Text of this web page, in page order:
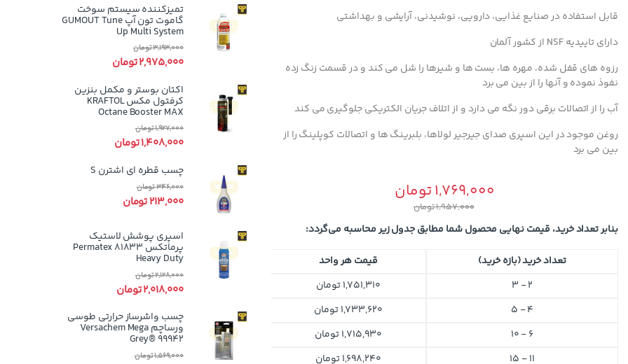
قابل استفاده در صنایع غذایی، دارویی، نوشیدنی، آرایشی و بهداشتی
دارای تاییدیه NSF از کشور آلمان
رزوه های قفل شده، مهره ها، بست ها و شیرها را شل می کند و در قسمت زنگ زده
نفوذ نموده و آنها را از بین می برد
آب را از اتصالات برقی دور نگه می دارد و از اتلاف جریان الکتریکی جلوگیری می کند
روغن موجود در این اسپری صدای جیرجیر لولاها، بلبرینگ ها و اتصالات کوپلینگ را از
بین می برد
1,769,000تومان
1,957,000تومان
بنابر تعداد خرید، قیمت نهایی محصول شما مطابق جدول زیر محاسبه می‌گردد:
تعداد خرید (بازه خرید)
قیمت هر واحد
2 - 3
1,751,310تومان
4 - 5
1,733,620تومان
6 - 10
1,715,930تومان
11 - 15
1,698,240تومان
تمیزکننده سیستم سوخت
گاموت تون آپ GUMOUT Tune
Up Multi System
2,975,000تومان
3,193,000تومان
اکتان بوستر و مکمل بنزین
کرفتول مکس KRAFTOL
Octane Booster MAX
1,408,000تومان
1,927,000تومان
چسب قطره ای اشترن S
213,000تومان
346,000تومان
اسپری پوشش لاستیک
پرماتکس Permatex 81833
Heavy Duty
2,018,000تومان
2,128,000تومان
چسب واشرساز حرارتی طوسی
ورساچم Versachem Mega
Grey® 99942
1,569,000تومان